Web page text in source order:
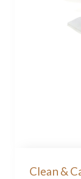
Clean &